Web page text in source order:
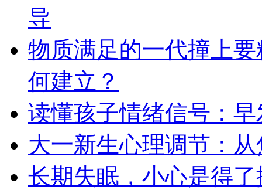
导
物质满足的一代撞上
何建立？
读懂孩子情绪信号：
大一新生心理调节：
长期失眠，小心是得